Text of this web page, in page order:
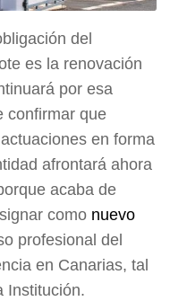
del
es la renovación
por esa
confirmar que
en forma
afrontará ahora
acaba de
como nuevo
profesional del
en Canarias, tal
Institución.